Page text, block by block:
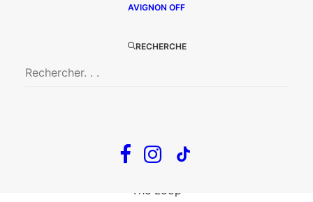
AVIGNON OFF
RECHERCHE
La Zone Indigo
En tournée
The Loop